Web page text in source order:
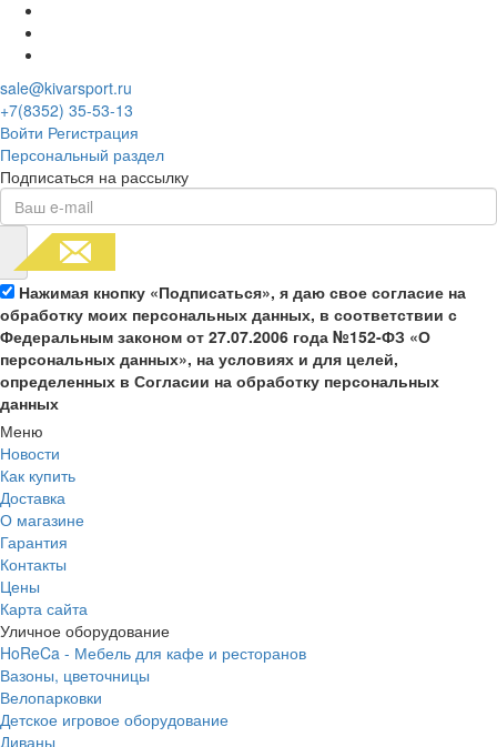
sale@kivarsport.ru
+7(8352) 35-53-13
Войти Регистрация
Персональный раздел
Подписаться на рассылку
Нажимая кнопку «Подписаться», я даю свое согласие на
обработку моих персональных данных, в соответствии с
Федеральным законом от 27.07.2006 года №152-ФЗ «О
персональных данных», на условиях и для целей,
определенных в Согласии на обработку персональных
данных
Меню
Новости
Как купить
Доставка
О магазине
Гарантия
Контакты
Цены
Карта сайта
Уличное оборудование
HoReCa - Мебель для кафе и ресторанов
Вазоны, цветочницы
Велопарковки
Детское игровое оборудование
Диваны